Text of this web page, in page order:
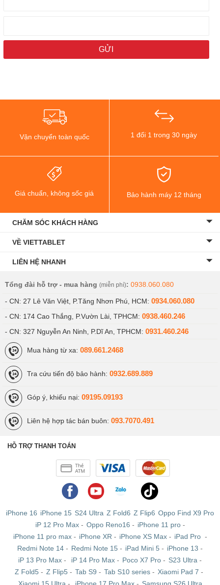
sáng đầy đủ, và thật sự là không có gì đặc biệt. Snapdragon 7+
Gen 2 có bộ xử lý hình ảnh rất tốt, nhưng có vẻ như Redmi không
muốn phát huy hết khả năng của nó trong một mẫu máy giá rẻ.
60FPS HDR, mà nó có hoàn toàn có khả năng làm được
Đánh giá cấu hình Redmi Note 12 Turbo
trang bị Snapdragon 7+ Gen 2
Snapdragon 7+ Gen 2 - một cái tên khá xa lạ với người dùng, vì
đây là nền tảng gần như là mới nhất của Qualcomm được phát
hành vào tháng 3 năm nay (2023). Đây cũng là lần đầu tiên họ đưa
lõi cao cấp vào dòng Snapdragon 7 và mang đến nhiều tính năng
trước đây chỉ hỗ trợ trên nền tảng flagship. Và quan trọng nhất,
hiệu suất GPU của bộ vi xử lý này ngang ngửa với các sản phẩm
1TB dung lượng lưu trữ UFS 3.1. Thiết bị cũng sẽ chạy trên hệ điều
Vận chuyển toàn quốc 1 đổi 1 trong 30 ngày
Giá chuẩn, không sốc giá Bảo hành máy 12 tháng
CHĂM SÓC KHÁCH HÀNG
VỀ VIETTABLET
LIÊN HỆ NHANH
Tổng đài hỗ trợ - mua hàng (miễn phí): 0938.060.080
- CN: 27 Lê Văn Việt, P.Tăng Nhơn Phú, HCM: 0934.060.080
- CN: 174 Cao Thắng, P.Vườn Lài, TPHCM: 0938.460.246
- CN: 327 Nguyễn An Ninh, P.Dĩ An, TPHCM: 0931.460.246
Mua hàng từ xa: 089.661.2468
Tra cứu tiến độ bảo hành: 0932.689.889
Góp ý, khiếu nại: 09195.09193
Liên hệ hợp tác bán buôn: 093.7070.491
HỖ TRỢ THANH TOÁN
iPhone 16 iPhone 15 S24 Ultra Z Fold6 Z Flip6 Oppo Find X9 Pro
iP 12 Pro Max- Oppo Reno16 - iPhone 11 pro-
iPhone 11 pro max- iPhone XR - iPhone XS Max- iPad Pro -
Redmi Note 14 - Redmi Note 15 - iPad Mini 5 - iPhone 13 -
iP 13 Pro Max - iP 14 Pro Max - Poco X7 Pro - S23 Ultra -
Z Fold5 - Z Flip5 - Tab S9 - Tab S10 series - Xiaomi Pad 7 -